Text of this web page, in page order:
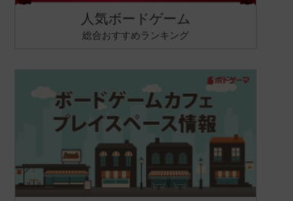
人気ボードゲーム
総合おすすめランキング